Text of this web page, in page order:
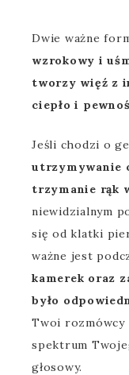
Dwie ważne
wzrokowy i
tworzy więź z
ciepło i
Jeśli chodzi o
utrzymywanie
trzymanie rąk
niewidzialnym
się od klatki
ważne jest
kamerek oraz
było
Twoi rozmówcy
spektrum
głosowy.